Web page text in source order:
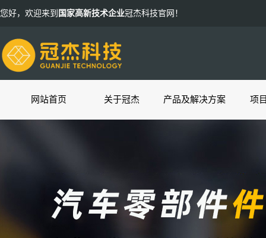
您好，欢迎来到 国家高新技术企业冠杰科技官网！
网站首页 关于冠杰 产品及解决方案 项